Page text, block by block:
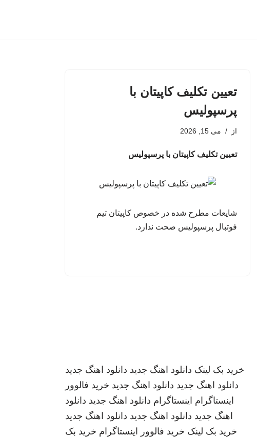
تعیین تکلیف کاپیتان با
پرسپولیس
از می 15, 2026
تعیین تکلیف کاپیتان با پرسپولیس
شایعات مطرح شده در خصوص کاپیتان تیم
فوتبال پرسپولیس صحت ندارد.
خرید بک لینک دانلود اهنگ جدید دانلود اهنگ جدید
دانلود اهنگ جدید دانلود اهنگ جدید خرید فالوور
اینستاگرام اینستاگرام دانلود اهنگ جدید دانلود
اهنگ جدید دانلود اهنگ جدید دانلود اهنگ جدید
خرید بک لینک خرید فالوور اینستاگرام خرید بک